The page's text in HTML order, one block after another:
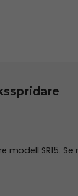
modell SR15.